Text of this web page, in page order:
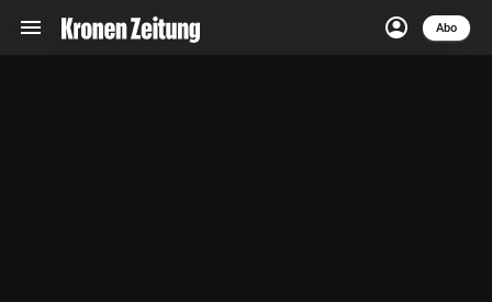
menu Navigation
account_circle
Anmelden
Abo
Schließen